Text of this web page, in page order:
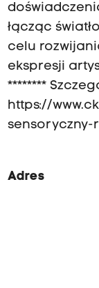
łącząc
celu
ekspresji
********
https://
sensoryczny-
Adres